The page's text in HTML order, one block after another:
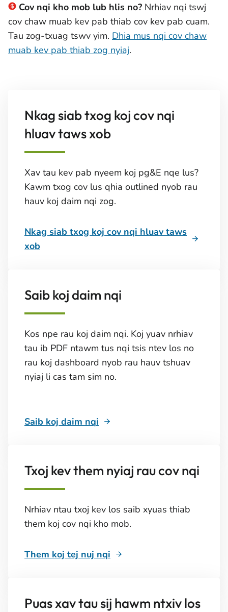
Cov nqi kho mob lub hlis no? Nrhiav nqi tswj
cov chaw muab kev pab thiab cov kev pab cuam.
Tau zog-txuag tswv yim. Dhia mus nqi cov chaw
muab kev pab thiab zog nyiaj.
Nkag siab txog koj cov nqi
hluav taws xob
Xav tau kev pab nyeem koj pg&E nqe lus?
Kawm txog cov lus qhia outlined nyob rau
hauv koj daim nqi zog.
Nkag siab txog koj cov nqi hluav taws
xob
Saib koj daim nqi
Kos npe rau koj daim nqi. Koj yuav nrhiav
tau ib PDF ntawm tus nqi tsis ntev los no
rau koj dashboard nyob rau hauv tshuav
nyiaj li cas tam sim no.
Saib koj daim nqi
Txoj kev them nyiaj rau cov nqi
Nrhiav ntau txoj kev los saib xyuas thiab
them koj cov nqi kho mob.
Them koj tej nuj nqi
Puas xav tau sij hawm ntxiv los